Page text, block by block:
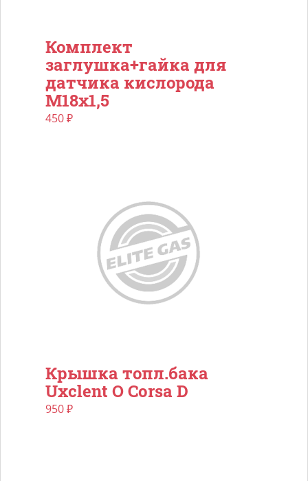
Комплект
заглушка+гайка для
датчика кислорода
М18х1,5
450₽
Крышка топл.бака
Uxclent O Corsa D
950₽